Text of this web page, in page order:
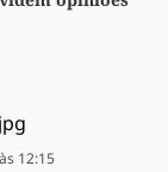
12:15